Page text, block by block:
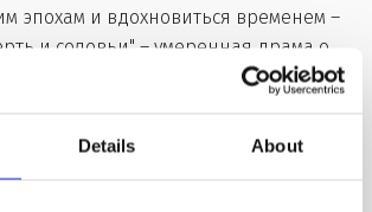
Details About
эпохам и вдохновиться временем –
и соловьи" – умеренная драма о
времен Викторианской эпохи.
от него. Побег она планирует с